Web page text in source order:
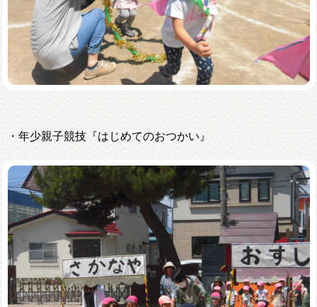
・年少親子競技『はじめてのおつかい』